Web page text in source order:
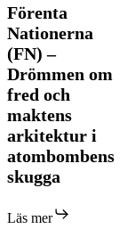
Förenta
Nationerna
(FN)
–
Drömmen
om
fred
och
maktens
arkitektur
atombombens
Förenta
Nationerna
(FN) –
Drömmen om
fred och
maktens
arkitektur i
atombombens
skugga
Läs mer